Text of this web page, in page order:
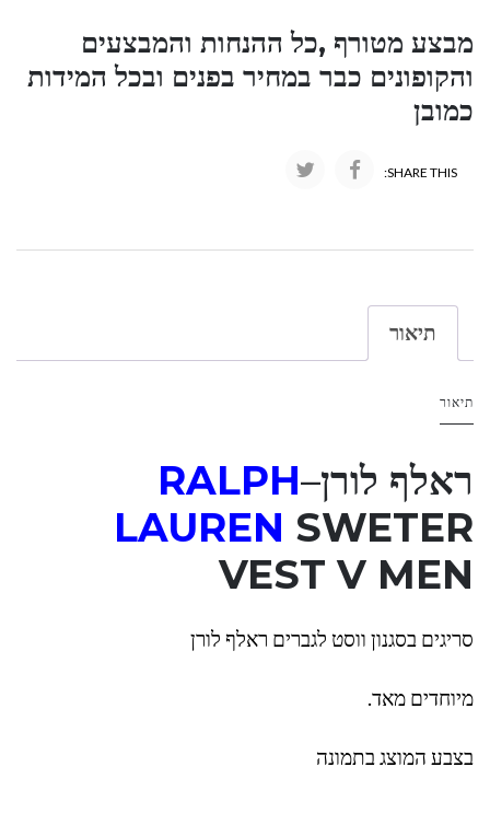
מבצע מטורף ,כל ההנחות והמבצעים
והקופונים כבר במחיר בפנים ובכל המידות
כמובן
SHARE THIS:
תיאור
תיאור
ראלף לורן–
RALPH
LAUREN SWETER
VEST V MEN
סריגים בסגנון ווסט לגברים ראלף לורן
מיוחדים מאד.
בצבע המוצג בתמונה